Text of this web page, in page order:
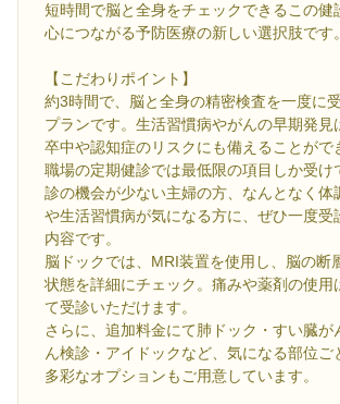
短時間で脳と全身をチェックできるこの健
心につながる予防医療の新しい選択肢です。
【こだわりポイント】
約3時間で、脳と全身の精密検査を一度に
プランです。生活習慣病やがんの早期発見
卒中や認知症のリスクにも備えることがで
職場の定期健診では最低限の項目しか受け
診の機会が少ない主婦の方、なんとなく体
や生活習慣病が気になる方に、ぜひ一度受
内容です。
脳ドックでは、MRI装置を使用し、脳の断
状態を詳細にチェック。痛みや薬剤の使用
て受診いただけます。
さらに、追加料金にて肺ドック・すい臓が
ん検診・アイドックなど、気になる部位ご
多彩なオプションもご用意しています。